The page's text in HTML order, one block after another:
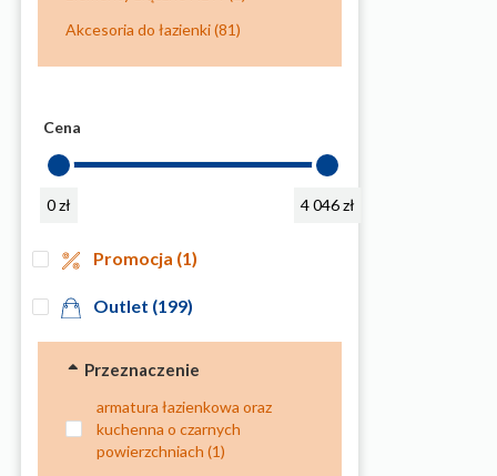
Akcesoria do łazienki(81)
Cena
0 zł 4 046 zł
Promocja (1)
Outlet (199)
Przeznaczenie
armatura łazienkowa oraz
kuchenna o czarnych
powierzchniach (1)